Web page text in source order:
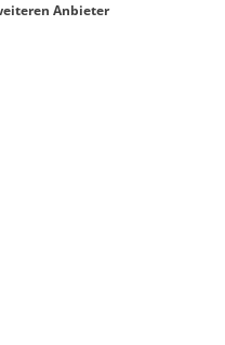
Anbieter